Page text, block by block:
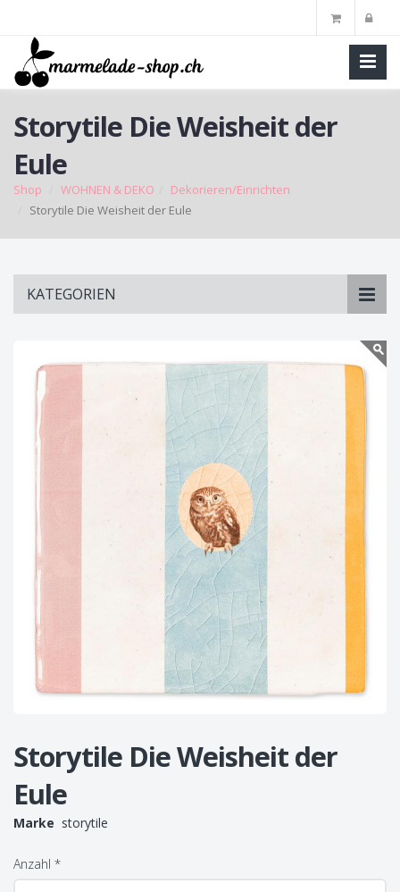
Storytile Die Weisheit der
Eule
Shop WOHNEN & DEKO
Dekorieren/Einrichten
Storytile Die Weisheit der Eule
KATEGORIEN
Storytile Die Weisheit der
Eule
Marke storytile
Anzahl *